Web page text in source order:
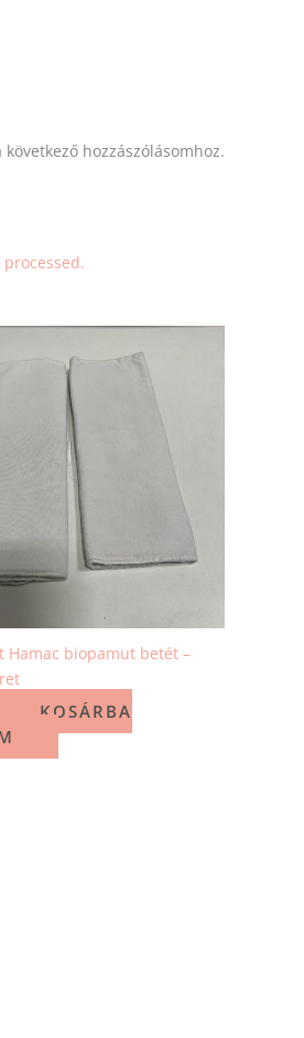
hozzászólásomhoz.
Hamac biopamut betét –
KOSÁRBA